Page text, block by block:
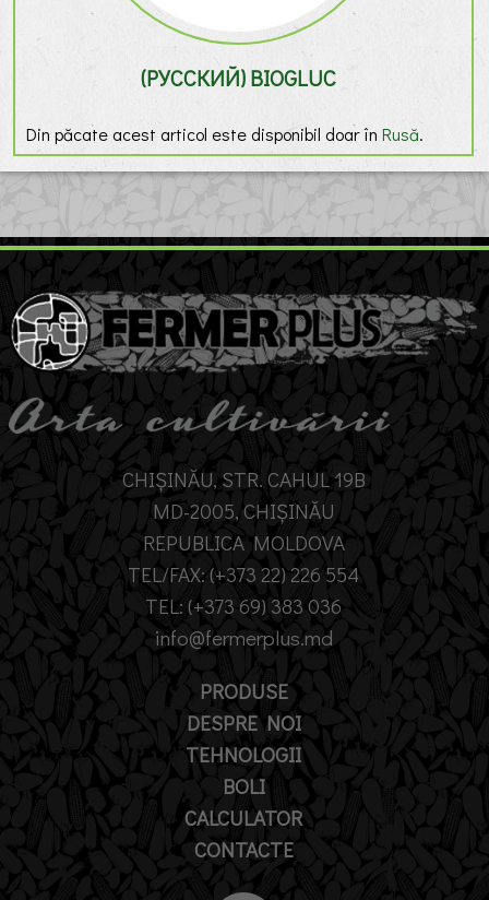
(РУССКИЙ) BIOGLUC
Din păcate acest articol este disponibil doar în Rusă.
CHIȘINĂU, STR. CAHUL 19B
MD-2005, CHIȘINĂU
REPUBLICA MOLDOVA
TEL/FAX: (+373 22) 226 554
TEL: (+373 69) 383 036
info@fermerplus.md
PRODUSE
DESPRE NOI
TEHNOLOGII
BOLI
CALCULATOR
CONTACTE